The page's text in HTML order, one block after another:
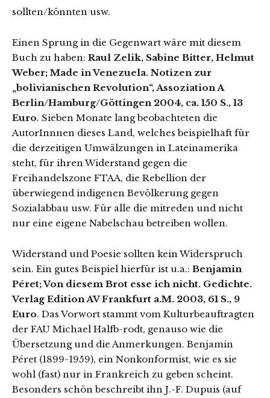
sollten/könnten usw.
Einen Sprung in die Gegenwart wäre mit diesem
Buch zu haben: Raul Zelik, Sabine Bitter, Helmut
Weber; Made in Venezuela. Notizen zur
„bolivianischen Revolution“, Assoziation A
Berlin/Hamburg/Göttingen 2004, ca. 150 S., 13
Euro. Sieben Monate lang beobachteten die
AutorInnnen dieses Land, welches beispielhaft für
die derzeitigen Umwälzungen in Lateinamerika
steht, für ihren Widerstand gegen die
Freihandelszone FTAA, die Rebellion der
überwiegend indigenen Bevölkerung gegen
Sozialabbau usw. Für alle die mitreden und nicht
nur eine eigene Nabelschau betreiben wollen.
Widerstand und Poesie sollten kein Widerspruch
sein. Ein gutes Beispiel hierfür ist u.a.: Benjamin
Péret; Von diesem Brot esse ich nicht. Gedichte.
Verlag Edition AV Frankfurt a.M. 2003, 61 S., 9
Euro. Das Vorwort stammt vom Kulturbeauftragten
der FAU Michael Halfb-rodt, genauso wie die
Übersetzung und die Anmerkungen. Benjamin
Péret (1899-1959), ein Nonkonformist, wie es sie
wohl (fast) nur in Frankreich zu geben scheint.
Besonders schön beschreibt ihn J.-F. Dupuis (auf